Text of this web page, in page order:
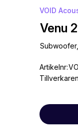
VOID
Venu
Artikelnr: